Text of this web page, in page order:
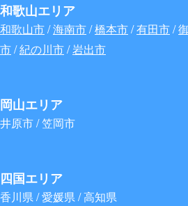
和歌山エリア
和歌山市/海南市/橋本市/有田市/
市/紀の川市/岩出市
岡山エリア
井原市 / 笠岡市
四国エリア
香川県 / 愛媛県 / 高知県